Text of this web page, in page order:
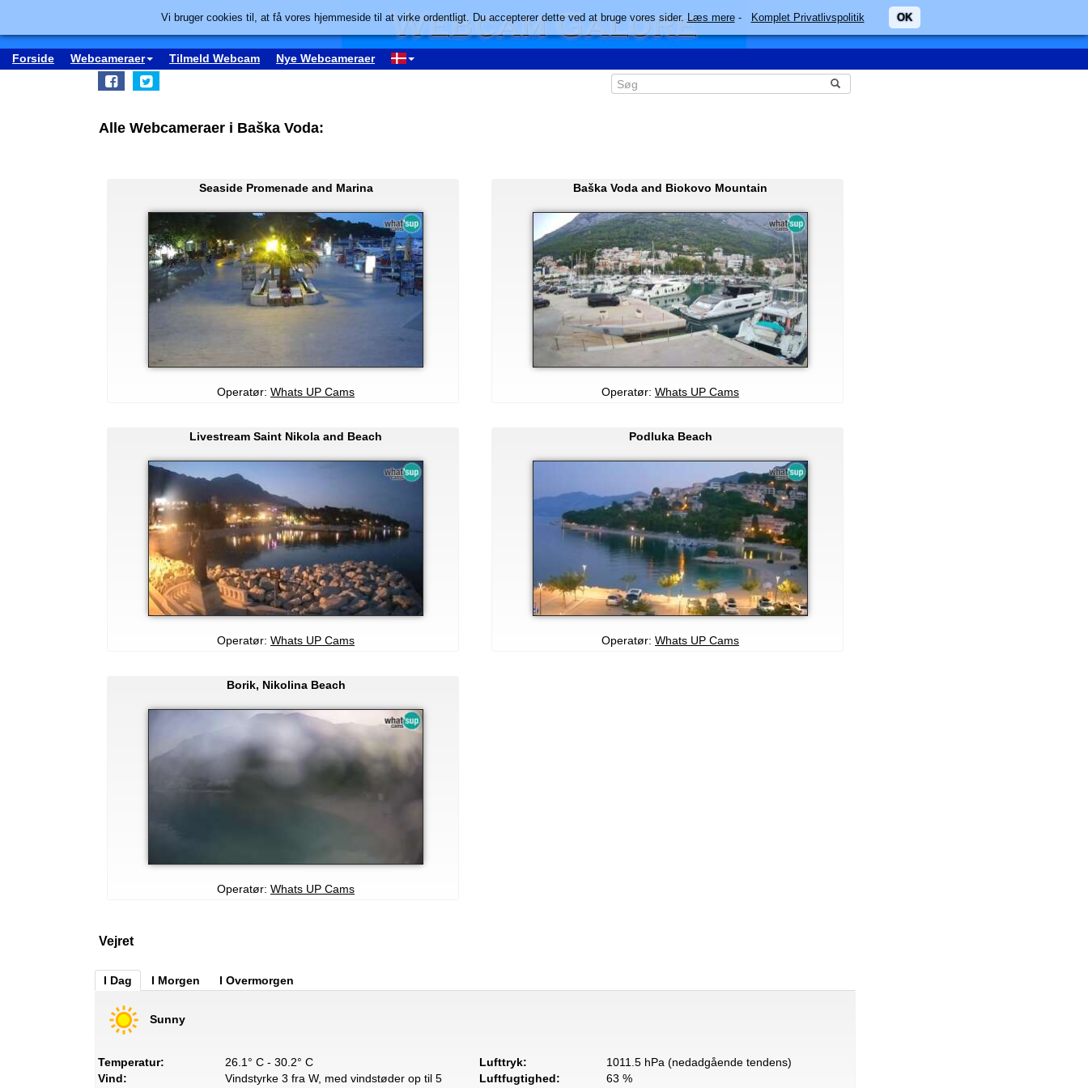
Forside Webcameraer Tilmeld Webcam Nye Webcameraer
Alle Webcameraer i Baška Voda:
Seaside Promenade and Marina
Operatør: Whats UP Cams
Baška Voda and Biokovo Mountain
Operatør: Whats UP Cams
Livestream Saint Nikola and Beach
Operatør: Whats UP Cams
Podluka Beach
Operatør: Whats UP Cams
Borik, Nikolina Beach
Operatør: Whats UP Cams
Vejret
I Dag I Morgen I Overmorgen
Sunny
Temperatur:
26.1° C - 30.2° C
Vind:
Vindstyrke 3 fra W, med vindstøder op til 5
Lufttryk:
1011.5 hPa (nedadgående tendens)
Luftfugtighed:
63 %
Vi bruger cookies til, at få vores hjemmeside til at virke ordentligt. Du accepterer dette ved at bruge vores sider.Læs mere- Komplet Privatlivspolitik OK